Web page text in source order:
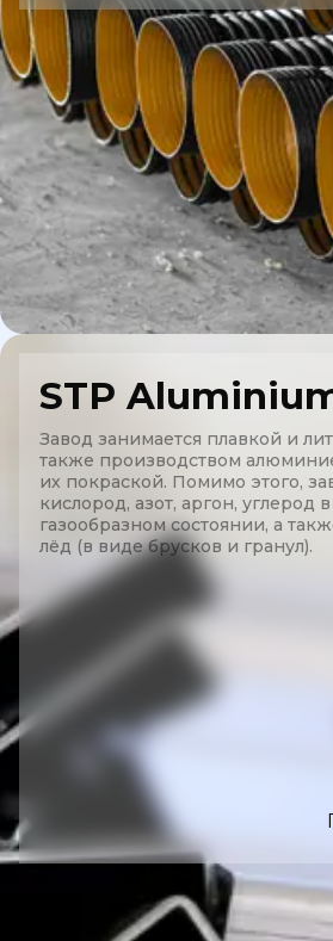
STP
Завод занимается плавкой и
также производством
их покраской. Помимо этого,
кислород, азот, аргон, углерод
газообразном состоянии, а
лёд (в виде брусков и гранул).